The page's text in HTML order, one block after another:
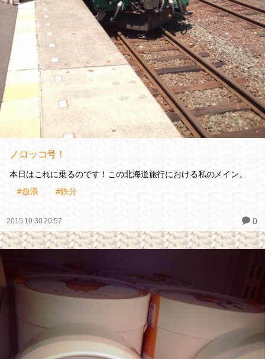
ノロッコ号！
本日はこれに乗るのです！この北海道旅行における私のメイン。
#放浪
#鉄分
2015.10.30 20:57 0